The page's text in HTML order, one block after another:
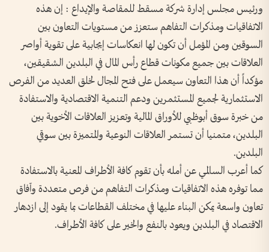
ورئيس مجلس إدارة شركة مسقط للمقاصة والإيداع : إن هذه
الاتفاقيات ومذكرات التفاهم ستعزز من مستويات التعاون بين
السوقين ومن المؤمل أن تكون لها انعكاسات إيجابية على تقوية أواصر
العلاقات بين جميع مكونات قطاع رأس المال في البلدين الشقيقين،
مؤكداً أن هذا التعاون سيعمل على فتح المجال لخلق العديد من الفرص
الاستثمارية لجميع المستثمرين ودعم التنمية الاقتصادية والاستفادة
من خبرة سوق أبوظبي للأوراق المالية وتعزيز العلاقات الأخوية بين
البلدين، متمنيا أن تستمر العلاقات النوعية والمتميزة بين سوقي
البلدين.
كما أعرب السالمي عن أمله بأن تقوم كافة الأطراف المعنية بالاستفادة
مما توفره هذه الاتفاقيات ومذكرات التفاهم من فرص متعددة وآفاق
تعاون واسعة يمكن البناء عليها في مختلف القطاعات بما يقود إلى ازدهار
الاقتصاد في البلدين ويعود بالنفع والخير على كافة الأطراف.